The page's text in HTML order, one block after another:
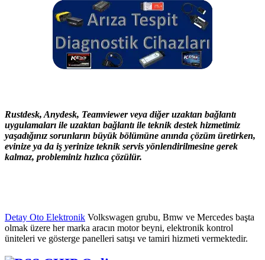
Rustdesk, Anydesk, Teamviewer veya diğer uzaktan bağlantı
uygulamaları ile uzaktan bağlantı ile teknik destek hizmetimiz
yaşadığınız sorunların büyük bölümüne anında çözüm üretirken,
evinize ya da iş yerinize teknik servis yönlendirilmesine gerek
kalmaz, probleminiz hızlıca çözülür.
Detay Oto Elektronik Volkswagen grubu, Bmw ve Mercedes başta
olmak üzere her marka aracın motor beyni, elektronik kontrol
üniteleri ve gösterge panelleri satışı ve tamiri hizmeti vermektedir.